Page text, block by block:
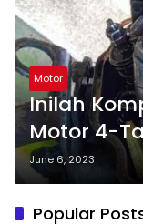
Motor
Inilah
Motor 4-
June 6, 2023
Popular